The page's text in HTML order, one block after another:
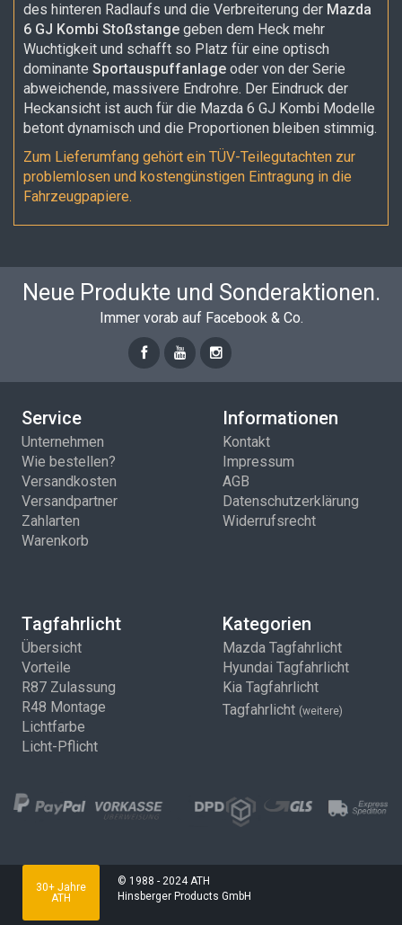
des hinteren Radlaufs und die Verbreiterung der Mazda
6 GJ Kombi Stoßstange geben dem Heck mehr
Wuchtigkeit und schafft so Platz für eine optisch
dominante Sportauspuffanlage oder von der Serie
abweichende, massivere Endrohre. Der Eindruck der
Heckansicht ist auch für die Mazda 6 GJ Kombi Modelle
betont dynamisch und die Proportionen bleiben stimmig.
Zum Lieferumfang gehört ein TÜV-Teilegutachten zur
problemlosen und kostengünstigen Eintragung in die
Fahrzeugpapiere.
Neue Produkte und Sonderaktionen.
Immer vorab auf Facebook & Co.
Service
Unternehmen
Wie bestellen?
Versandkosten
Versandpartner
Zahlarten
Warenkorb
Informationen
Kontakt
Impressum
AGB
Datenschutzerklärung
Widerrufsrecht
Tagfahrlicht
Übersicht
Vorteile
R87 Zulassung
R48 Montage
Lichtfarbe
Licht-Pflicht
Kategorien
Mazda Tagfahrlicht
Hyundai Tagfahrlicht
Kia Tagfahrlicht
Tagfahrlicht (weitere)
30+ Jahre
ATH
© 1988 - 2024 ATH
Hinsberger Products GmbH